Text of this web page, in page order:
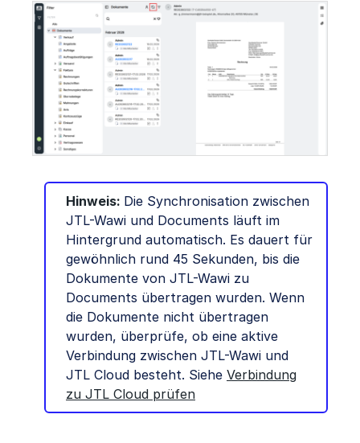
Hinweis: Die Synchronisation zwischen
JTL-Wawi und Documents läuft im
Hintergrund automatisch. Es dauert für
gewöhnlich rund 45 Sekunden, bis die
Dokumente von JTL-Wawi zu
Documents übertragen wurden. Wenn
die Dokumente nicht übertragen
wurden, überprüfe, ob eine aktive
Verbindung zwischen JTL-Wawi und
JTL Cloud besteht. Siehe Verbindung
zu JTL Cloud prüfen